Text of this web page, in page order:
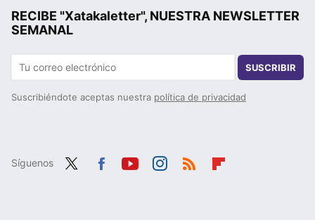
RECIBE "Xatakaletter", NUESTRA NEWSLETTER
SEMANAL
SUSCRIBIR
Suscribiéndote aceptas nuestra política de privacidad
Síguenos